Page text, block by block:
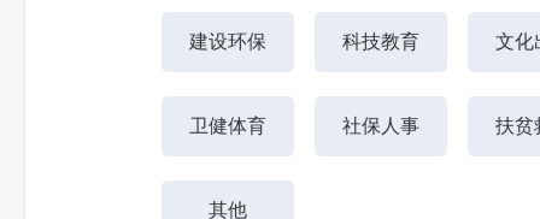
建设环保 科技教育 文化
卫健体育 社保人事 扶贫
其他